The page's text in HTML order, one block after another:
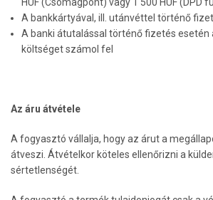
A bankkártyával, ill. utánvéttel történő
A banki átutalással történő fizetés esetén
költséget számol fel
Az áru átvétele
A fogyasztó vállalja, hogy az árut a
átveszi. Átvételkor köteles ellenőrizni a
sértetlenségét.